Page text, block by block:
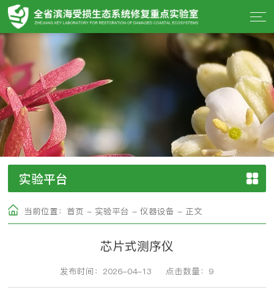
实验平台
当前位置： 首页 - 实验平台 -仪器设备 - 正文
芯片式测序仪
发布时间：2026-04-13 点击数量： 9